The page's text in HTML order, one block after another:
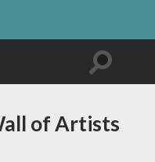
of Artists